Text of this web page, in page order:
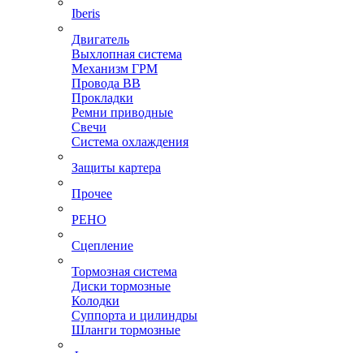
Iberis
Двигатель
Выхлопная система
Механизм ГРМ
Провода ВВ
Прокладки
Ремни приводные
Свечи
Система охлаждения
Защиты картера
Прочее
РЕНО
Сцепление
Тормозная система
Диски тормозные
Колодки
Суппорта и цилиндры
Шланги тормозные